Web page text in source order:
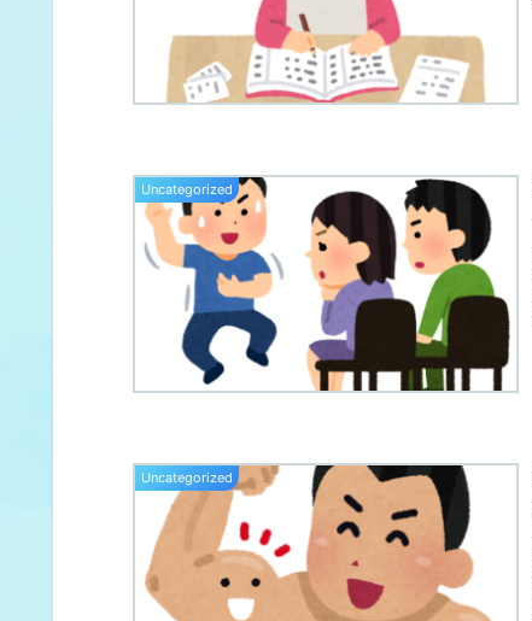
Uncategorized
Uncategorized